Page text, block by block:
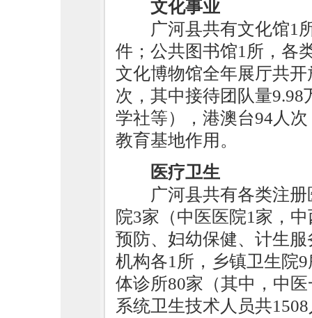
文化事业
广河县共有文化馆1
件；公共图书馆1所，各
文化博物馆全年展厅共
次，其中接待团队量
学社等），港澳台94人
教育基地作用。
医疗卫生
广河县共有各类注
院3家（中医医院1家，
预防、妇幼保健、计生
机构各1所，乡镇卫生院
体诊所80家（其中，中
系统卫生技术人员共